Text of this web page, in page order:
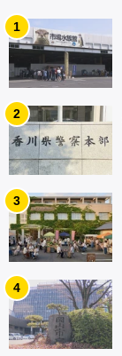
1
2
3
4